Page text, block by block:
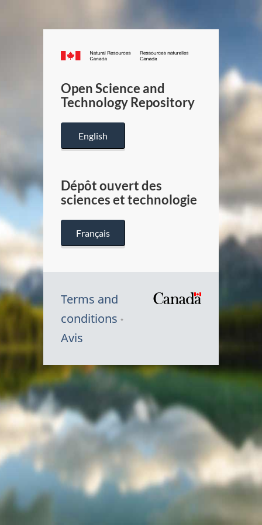
Canada.ca
/
Canada
Open Science and
Technology Repository
English
Dépôt ouvert des
sciences et technologie
Français
Terms and
conditions
Avis
Symbole
du